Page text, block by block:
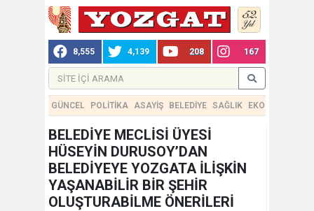
8,555 4,139 208 167
GÜNCEL POLİTİKA ASAYİŞ BELEDİYE SAĞLIK EKONOMİ
BELEDİYE MECLİSİ ÜYESİ
HÜSEYİN DURUSOY’DAN
BELEDİYEYE YOZGATA İLİŞKİN
YAŞANABİLİR BİR ŞEHİR
OLUŞTURABİLME ÖNERİLERİ